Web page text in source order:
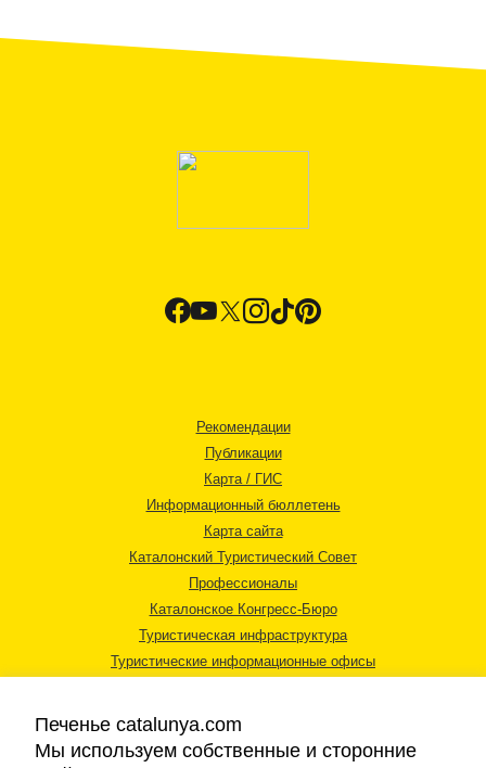
Рекомендации
Публикации
Карта / ГИС
Информационный бюллетень
Карта сайта
Каталонский Туристический Совет
Профессионалы
Каталонское Конгресс-Бюро
Туристическая инфраструктура
Туристические информационные офисы
Печенье catalunya.com
Мы используем собственные и сторонние